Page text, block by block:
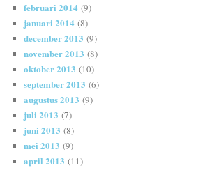
februari 2014 (9)
januari 2014 (8)
december 2013 (9)
november 2013 (8)
oktober 2013 (10)
september 2013 (6)
augustus 2013 (9)
juli 2013 (7)
juni 2013 (8)
mei 2013 (9)
april 2013 (11)